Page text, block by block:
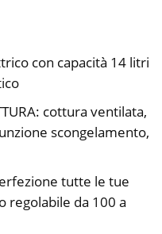
con capacità 14 litri
cottura ventilata,
scongelamento,
tutte le tue
regolabile da 100 a